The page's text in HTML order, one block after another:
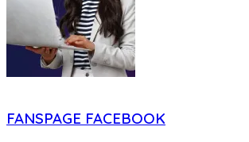
FANSPAGE FACEBOOK